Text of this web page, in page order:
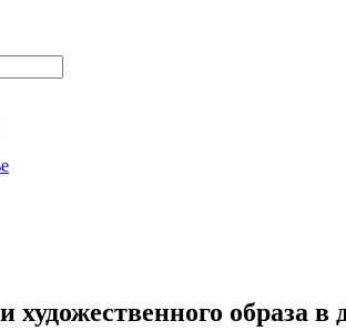
художественного образа в